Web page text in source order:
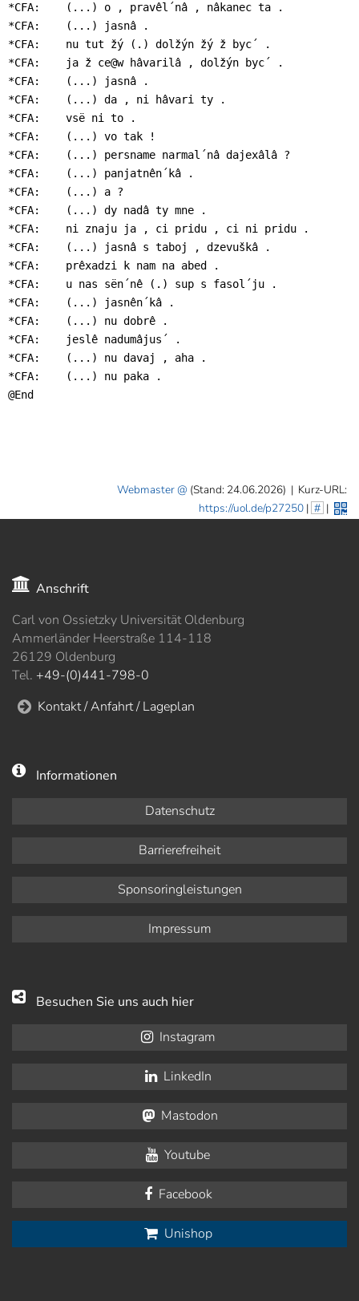
*CFA:    (...) o , pravêl´nâ , nâkanec ta .
*CFA:    (...) jasnâ .
*CFA:    nu tut žý (.) dolžýn žý ž byc´ .
*CFA:    ja ž ce@w hâvarilâ , dolžýn byc´ .
*CFA:    (...) jasnâ .
*CFA:    (...) da , ni hâvari ty .
*CFA:    vsë ni to .
*CFA:    (...) vo tak !
*CFA:    (...) persname narmal´nâ dajexâlâ ?
*CFA:    (...) panjatnên´kâ .
*CFA:    (...) a ?
*CFA:    (...) dy nadâ ty mne .
*CFA:    ni znaju ja , ci pridu , ci ni pridu .
*CFA:    (...) jasnâ s taboj , dzevuškâ .
*CFA:    prêxadzi k nam na abed .
*CFA:    u nas sën´nê (.) sup s fasol´ju .
*CFA:    (...) jasnên´kâ .
*CFA:    (...) nu dobrê .
*CFA:    jeslê nadumâjus´ .
*CFA:    (...) nu davaj , aha .
*CFA:    (...) nu paka .
@End
Webmaster (Stand: 24.06.2026) | Kurz-URL:
https://uol.de/p27250| # |
Anschrift
Carl von Ossietzky Universität Oldenburg
Ammerländer Heerstraße 114-118
26129 Oldenburg
Tel. +49-(0)441-798-0
Kontakt / Anfahrt / Lageplan
Informationen
Datenschutz
Barrierefreiheit
Sponsoringleistungen
Impressum
Besuchen Sie uns auch hier
Instagram
LinkedIn
Mastodon
Youtube
Facebook
Unishop